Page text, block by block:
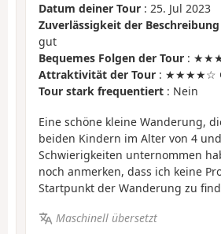
Datum deiner Tour : 25. Jul 2023
Zuverlässigkeit der Beschreibung
gut
Bequemes Folgen der Tour :
Attraktivität der Tour : ★★★★☆
Tour stark frequentiert : Nein
Eine schöne kleine Wanderung,
beiden Kindern im Alter von 4
Schwierigkeiten unternommen
noch anmerken, dass ich keine
Startpunkt der Wanderung zu
Maschinell übersetzt